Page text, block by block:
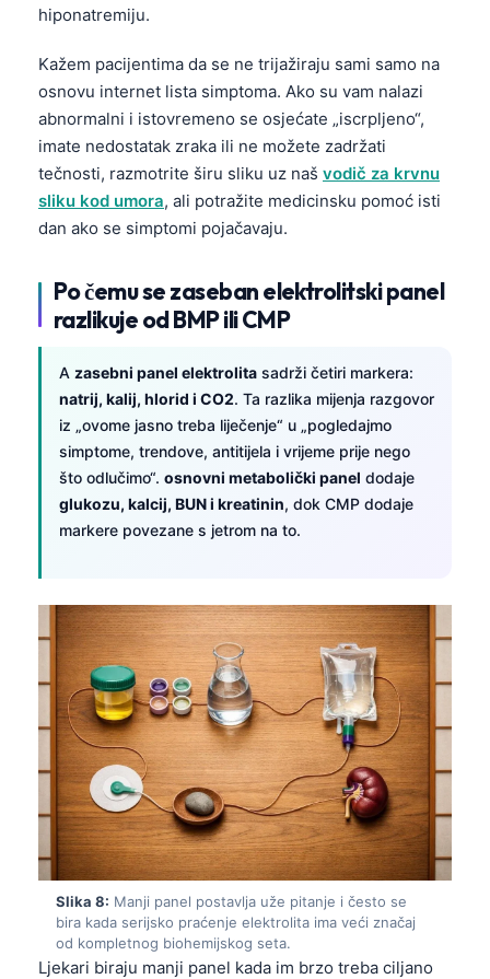
hiponatremiju.
Kažem pacijentima da se ne trijažiraju sami samo na
osnovu internet lista simptoma. Ako su vam nalazi
abnormalni i istovremeno se osjećate „iscrpljeno“,
imate nedostatak zraka ili ne možete zadržati
tečnosti, razmotrite širu sliku uz naš vodič za krvnu
sliku kod umora, ali potražite medicinsku pomoć isti
dan ako se simptomi pojačavaju.
Po čemu se zaseban elektrolitski panel
razlikuje od BMP ili CMP
A zasebni panel elektrolita sadrži četiri markera:
natrij, kalij, hlorid i CO2. Ta razlika mijenja razgovor
iz „ovome jasno treba liječenje“ u „pogledajmo
simptome, trendove, antitijela i vrijeme prije nego
što odlučimo“. osnovni metabolički panel dodaje
glukozu, kalcij, BUN i kreatinin, dok CMP dodaje
markere povezane s jetrom na to.
Slika 8: Manji panel postavlja uže pitanje i često se
bira kada serijsko praćenje elektrolita ima veći značaj
od kompletnog biohemijskog seta.
Ljekari biraju manji panel kada im brzo treba ciljano
Հայերեն
Íslenska
Српски језик
Svenska
Azərbaycan dili
Eesti
日本語
Čeština
ქართული
Русский
Lietuvių kalba
한국어
Slovenščina
Magyar
Shqip
मराठी
ગુજરાતી
ಕನ್ನಡ
Bahasa Melayu
Tiếng Việt
Tagalog